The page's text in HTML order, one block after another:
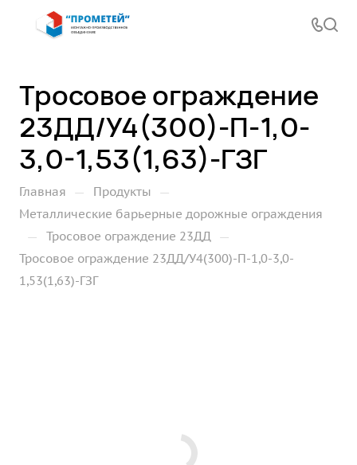
Тросовое ограждение
23ДД/У4(300)-П-1,0-
3,0-1,53(1,63)-ГЗГ
Главная — Продукты —
Металлические барьерные дорожные ограждения
— Тросовое ограждение 23ДД —
Тросовое ограждение 23ДД/У4(300)-П-1,0-3,0-
1,53(1,63)-ГЗГ